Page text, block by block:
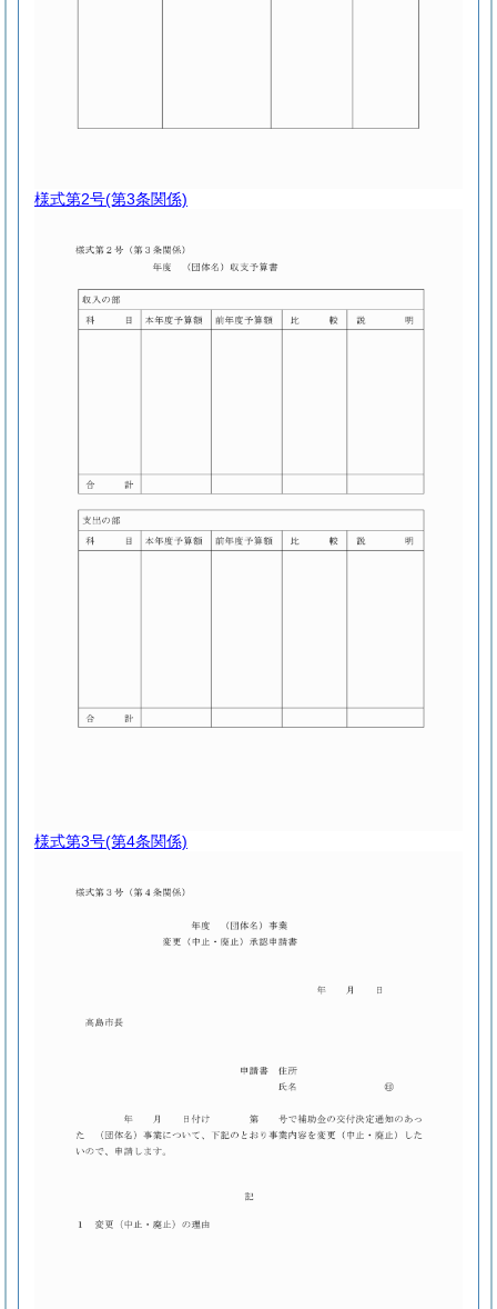
様式第2号(第3条関係)
様式第3号(第4条関係)